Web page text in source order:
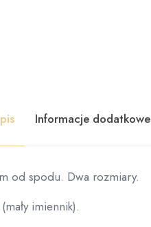
Informacje dodatkowe
od spodu. Dwa rozmiary.
imiennik).